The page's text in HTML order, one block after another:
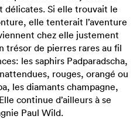
délicates. Si elle trouvait le
elle tenterait l’aventure
chez elle justement
trésor de pierres rares au fil
les saphirs Padparadscha,
rouges, orangé ou
les diamants champagne,
continue d’ailleurs à se
Paul Wild.